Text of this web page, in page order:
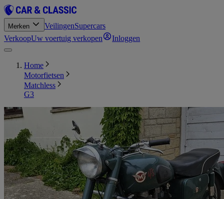
Merken VeilingenSupercars
VerkoopUw voertuig verkopen Inloggen
Home
Motorfietsen
Matchless
G3